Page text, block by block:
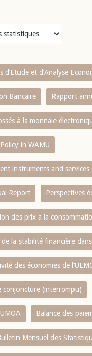
d’Etude et d’Analyse
Bancaire Rapport
à la monnaie
in WAMU
instruments and services
Report Perspectives
des prix à la
de la stabilité financière dans
des économies de
conjoncture (interrompu)
Balance des
Mensuel des